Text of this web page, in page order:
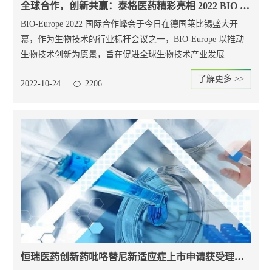
全球合作，创新共赢：泰格医药精彩亮相 2022 BIO Europe 大会
BIO-Europe 2022 国际合作峰会于今日在德国莱比锡盛大开
幕，作为生物技术的行业标杆会议之一，BIO-Europe 以推动
生物技术创新为愿景，旨在促进全球生物技术产业发展...
2022-10-24 2206
了解更多 >>
恒瑞医药创新药吡咯替尼新适应症上市申请获受理，拟用于乳腺癌一线治疗